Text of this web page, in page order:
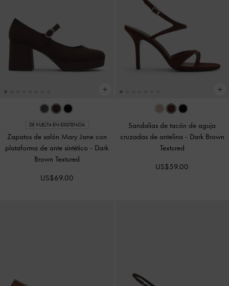
DE VUELTA EN EXISTENCIA
Zapatos de salón Mary Jane con
plataforma de ante sintético - Dark
Brown Textured
US$69.00
Sandalias de tacón de aguja
cruzadas de antelina - Dark Brown
Textured
US$59.00